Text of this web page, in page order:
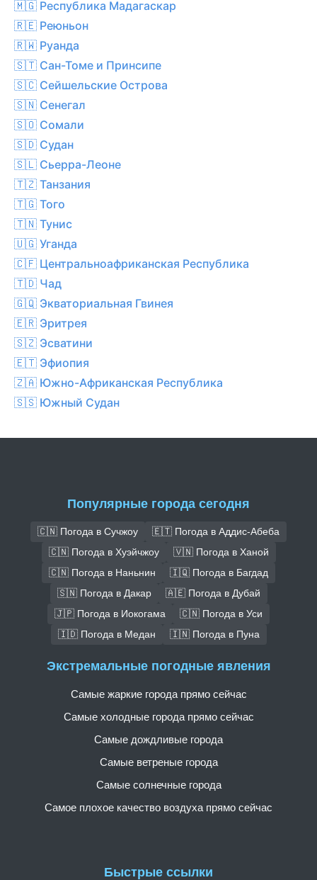
🇲🇬 Республика Мадагаскар
🇷🇪 Реюньон
🇷🇼 Руанда
🇸🇹 Сан-Томе и Принсипе
🇸🇨 Сейшельские Острова
🇸🇳 Сенегал
🇸🇴 Сомали
🇸🇩 Судан
🇸🇱 Сьерра-Леоне
🇹🇿 Танзания
🇹🇬 Того
🇹🇳 Тунис
🇺🇬 Уганда
🇨🇫 Центральноафриканская Республика
🇹🇩 Чад
🇬🇶 Экваториальная Гвинея
🇪🇷 Эритрея
🇸🇿 Эсватини
🇪🇹 Эфиопия
🇿🇦 Южно-Африканская Республика
🇸🇸 Южный Судан
Популярные города сегодня
🇨🇳 Погода в Сучжоу
🇪🇹 Погода в Аддис-Абеба
🇨🇳 Погода в Хуэйчжоу
🇻🇳 Погода в Ханой
🇨🇳 Погода в Наньнин
🇮🇶 Погода в Багдад
🇸🇳 Погода в Дакар
🇦🇪 Погода в Дубай
🇯🇵 Погода в Иокогама
🇨🇳 Погода в Уси
🇮🇩 Погода в Медан
🇮🇳 Погода в Пуна
Быстрые ссылки
Экстремальные погодные явления
Самые жаркие города прямо сейчас
Самые холодные города прямо сейчас
Самые дождливые города
Самые ветреные города
Самые солнечные города
Самое плохое качество воздуха прямо сейчас